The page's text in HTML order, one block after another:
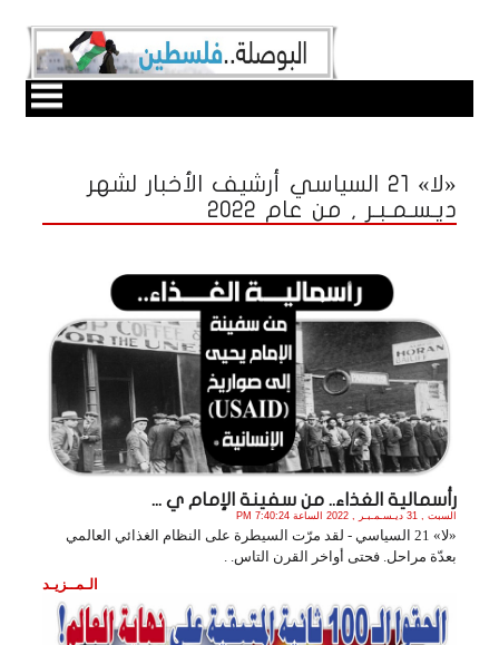
«لا» 21 السياسي أرشيف الأخبار لشهر
ديـسـمـبـر , من عام 2022
رأسمالية الغذاء.. من سفينة الإمام ي ...
السبت , 31 ديـسـمـبـر , 2022 الساعة 7:40:24 PM
«لا» 21 السياسي - لقد مرّت السيطرة على النظام الغذائي العالمي
بعدّة مراحل. فحتى أواخر القرن التاس. .
الـمــزيـد